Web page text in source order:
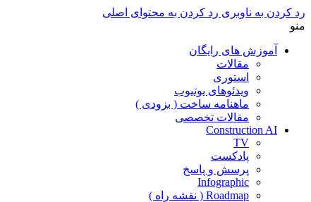
رد کردن به ناوبری رد کردن به محتوای اصلی
منو
آموزش های رایگان
مقالات
استوری
ویدئوهای یوتیوب
ماهنامه ساخت ( بزودی )
مقالات تخصصی
Construction AI
TV
پادکست
پرسش و پاسخ
Infographic
Roadmap ( نقشه راه )